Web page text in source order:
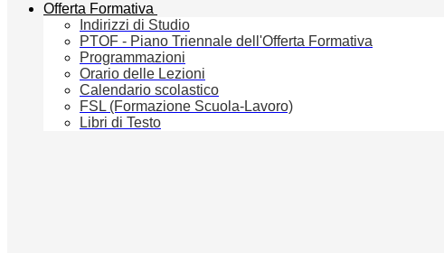
Offerta Formativa
Indirizzi di Studio
PTOF - Piano Triennale dell'Offerta Formativa
Programmazioni
Orario delle Lezioni
Calendario scolastico
FSL (Formazione Scuola-Lavoro)
Libri di Testo